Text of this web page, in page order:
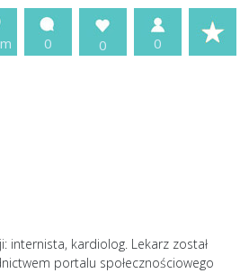
0 0 0
internista, kardiolog. Lekarz został
portalu społecznościowego